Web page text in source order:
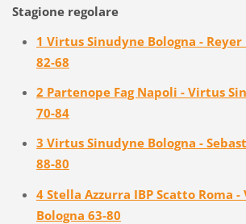
Stagione regolare
1 Virtus Sinudyne Bologna - Reyer
82-68
2 Partenope Fag Napoli - Virtus
70-84
3 Virtus Sinudyne Bologna -
88-80
4 Stella Azzurra IBP Scatto Roma
Bologna 63-80